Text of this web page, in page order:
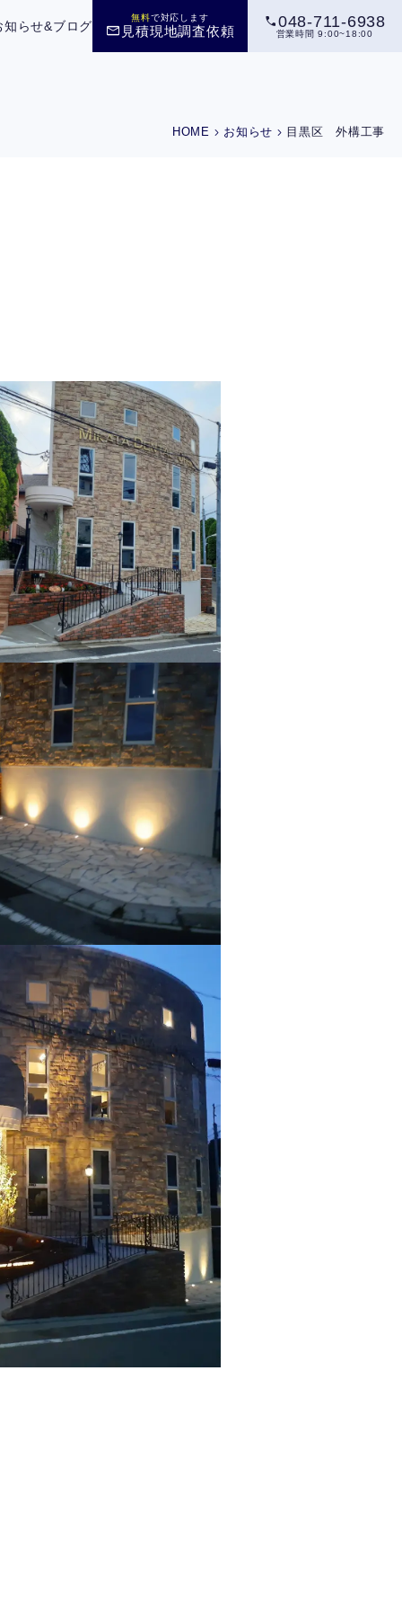
知らせ&ブログ
無料で対応します
mail 見積現地調査依頼
call048-711-6938
営業時間 9:00~18:00
HOME chevron_right お知らせ chevron_right 目黒区 外構工事